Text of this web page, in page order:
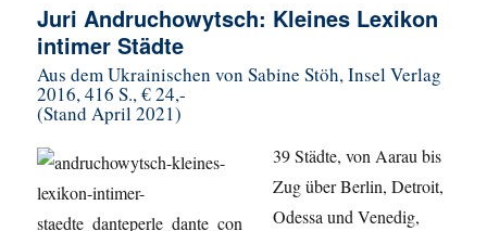
Juri Andruchowytsch: Kleines Lexikon
intimer Städte
Aus dem Ukrainischen von Sabine Stöh, Insel Verlag
2016, 416 S., € 24,-
(Stand April 2021)
39 Städte, von Aarau bis
Zug über Berlin, Detroit,
Odessa und Venedig,